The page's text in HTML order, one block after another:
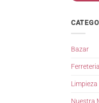
Bazar
Ferreteria
Limpieza